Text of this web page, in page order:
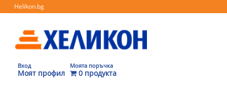
Helikon.bg
Вход
Моят профил
Моята поръчка
0 продукта